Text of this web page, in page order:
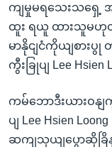
ကျမှုမရသေးသရှေ့
ထူး ရယူ ထားသူမဟု
မာနိုငျငံကိုယျစား
ကွီးခြုပျ Lee
ကမ်ဘောဒီးယားဝနျ
ပျ Lee Hsien
ဆကျသှယျပွောဆိုခြိန